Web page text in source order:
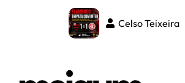
Celso Teixeira